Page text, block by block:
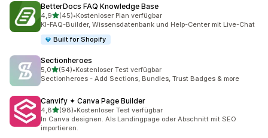
BetterDocs FAQ Knowledge Base
4,9von 5 Sternen
(45)
45 Rezensionen insgesamt
•Kostenloser Plan verfügbar
KI-FAQ-Builder, Wissensdatenbank und Help-Center mit Live-Chat
Built for Shopify
Sectionheroes
5,0von 5 Sternen
(54)
54 Rezensionen insgesamt
•Kostenloser Test verfügbar
Sectionheroes - Add Sections, Bundles, Trust Badges & more
Canvify ✦ Canva Page Builder
4,8von 5 Sternen
(98)
98 Rezensionen insgesamt
•Kostenloser Test verfügbar
In Canva designen. Als Landingpage oder Abschnitt mit SEO
importieren.